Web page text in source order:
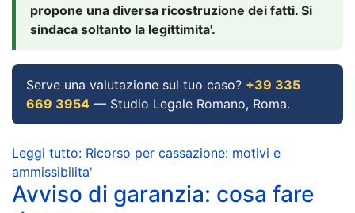
propone una diversa ricostruzione dei fatti. Si
sindaca soltanto la legittimita'.
Serve una valutazione sul tuo caso? +39 335
669 3954 — Studio Legale Romano, Roma.
Leggi tutto: Ricorso per cassazione: motivi e
ammissibilita'
Avviso di garanzia: cosa fare